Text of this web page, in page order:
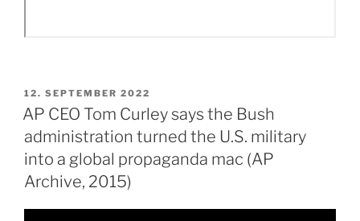
VERÖFFENTLICHT
AM
12. SEPTEMBER 2022
AP CEO Tom Curley says the Bush
administration turned the U.S. military
into a global propaganda mac (AP
Archive, 2015)